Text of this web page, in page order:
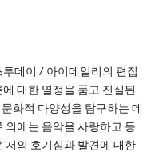
데이 / 아이데일리의 편집
대한 열정을 품고 진실된
화적 다양성을 탐구하는 데
외에는 음악을 사랑하고 등
저의 호기심과 발견에 대한